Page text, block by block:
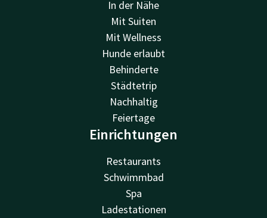
In der Nähe
Mit Suiten
Mit Wellness
Hunde erlaubt
Behinderte
Städtetrip
Nachhaltig
Feiertage
Einrichtungen
Restaurants
Schwimmbad
Spa
Ladestationen